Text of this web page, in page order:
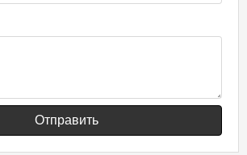
Отправить